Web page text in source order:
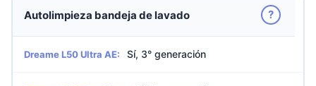
Autolimpieza bandeja de lavado ?
Dreame L50 Ultra AE: Sí, 3° generación